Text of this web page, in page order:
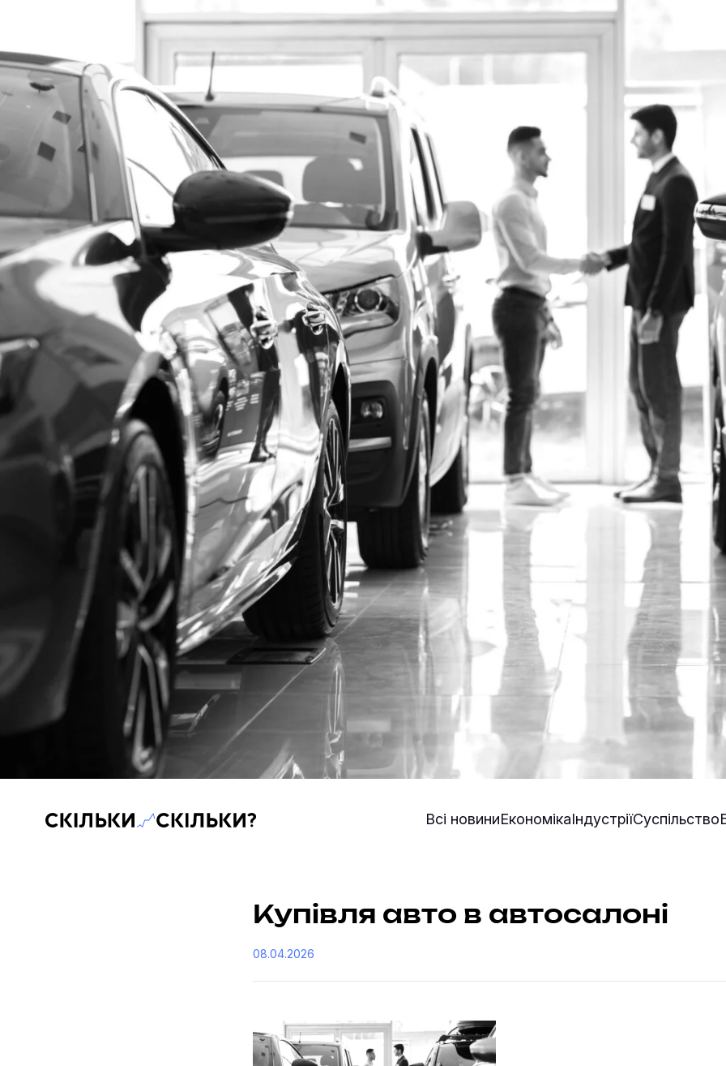
Скільки-скільки? — Медіа про суспільні дані Всі новиниЕкономікаІндустріїСуспільство
Купівля авто в автосалоні
08.04.2026